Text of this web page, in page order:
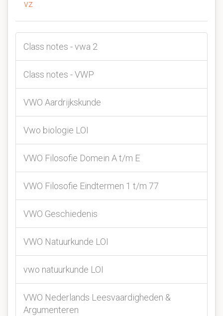
vz
Class notes - vwa 2
Class notes - VWP
VWO Aardrijkskunde
Vwo biologie LOI
VWO Filosofie Domein A t/m E
VWO Filosofie Eindtermen 1 t/m 77
VWO Geschiedenis
VWO Natuurkunde LOI
vwo natuurkunde LOI
VWO Nederlands Leesvaardigheden &
Argumenteren